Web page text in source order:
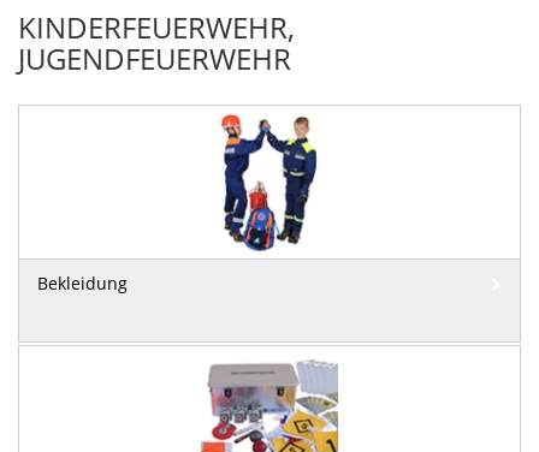
KINDERFEUERWEHR,
JUGENDFEUERWEHR
Bekleidung